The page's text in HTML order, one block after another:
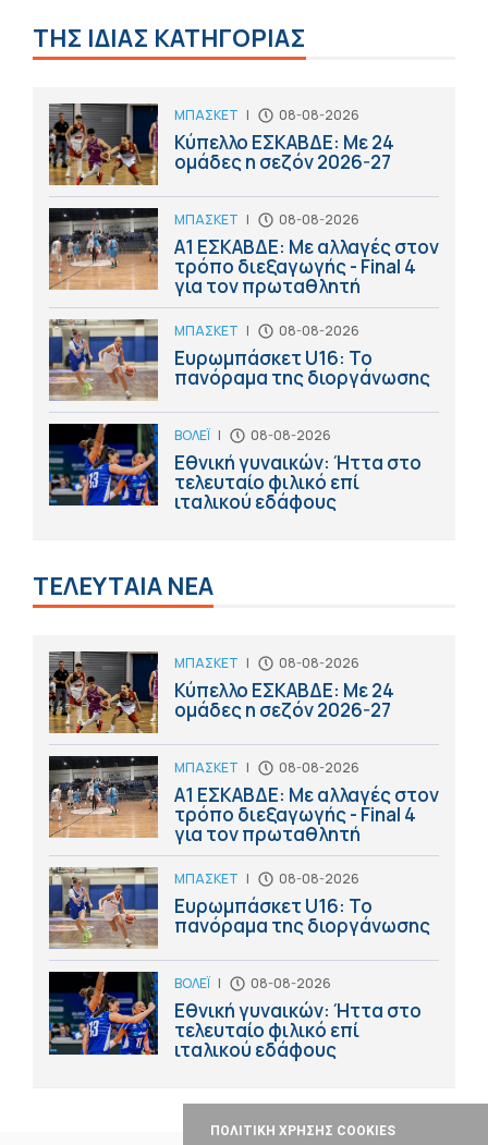
ΠΟΛΙΤΙΚΗ ΧΡΗΣΗΣ COOKIES
ΤΗΣ ΙΔΙΑΣ ΚΑΤΗΓΟΡΙΑΣ
ΜΠΑΣΚΕΤ | 08-08-2026
Κύπελλο ΕΣΚΑΒΔΕ: Με 24
ομάδες η σεζόν 2026-27
ΜΠΑΣΚΕΤ | 08-08-2026
Α1 ΕΣΚΑΒΔΕ: Με αλλαγές στον
τρόπο διεξαγωγής - Final 4
για τον πρωταθλητή
ΜΠΑΣΚΕΤ | 08-08-2026
Ευρωμπάσκετ U16: Το
πανόραμα της διοργάνωσης
ΒΟΛΕΪ | 08-08-2026
Εθνική γυναικών: Ήττα στο
τελευταίο φιλικό επί
ιταλικού εδάφους
ΤΕΛΕΥΤΑΙΑ ΝΕΑ
ΜΠΑΣΚΕΤ | 08-08-2026
Κύπελλο ΕΣΚΑΒΔΕ: Με 24
ομάδες η σεζόν 2026-27
ΜΠΑΣΚΕΤ | 08-08-2026
Α1 ΕΣΚΑΒΔΕ: Με αλλαγές στον
τρόπο διεξαγωγής - Final 4
για τον πρωταθλητή
ΜΠΑΣΚΕΤ | 08-08-2026
Ευρωμπάσκετ U16: Το
πανόραμα της διοργάνωσης
ΒΟΛΕΪ | 08-08-2026
Εθνική γυναικών: Ήττα στο
τελευταίο φιλικό επί
ιταλικού εδάφους